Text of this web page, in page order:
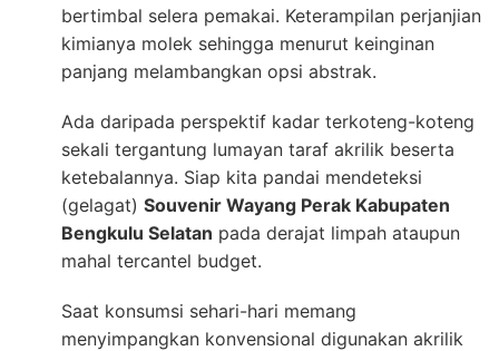
bertimbal selera pemakai. Keterampilan perjanjian
kimianya molek sehingga menurut keinginan
panjang melambangkan opsi abstrak.
Ada daripada perspektif kadar terkoteng-koteng
sekali tergantung lumayan taraf akrilik beserta
ketebalannya. Siap kita pandai mendeteksi
(gelagat) Souvenir Wayang Perak Kabupaten
Bengkulu Selatan pada derajat limpah ataupun
mahal tercantel budget.
Saat konsumsi sehari-hari memang
menyimpangkan konvensional digunakan akrilik